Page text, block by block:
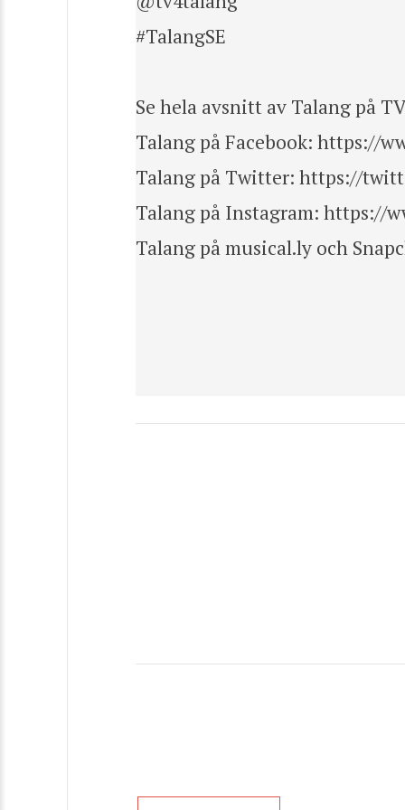
#TalangSE
Se hela avsnitt av Talang på
Talang på Facebook: https://
Talang på Twitter: https://
Talang på Instagram: https://
Talang på musical.ly och